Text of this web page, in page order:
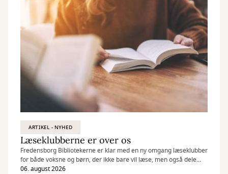
ARTIKEL - NYHED
Læseklubberne er over os
Fredensborg Bibliotekerne er klar med en ny omgang læseklubber
for både voksne og børn, der ikke bare vil læse, men også dele
læseoplevelsen med andre.
06. august 2026